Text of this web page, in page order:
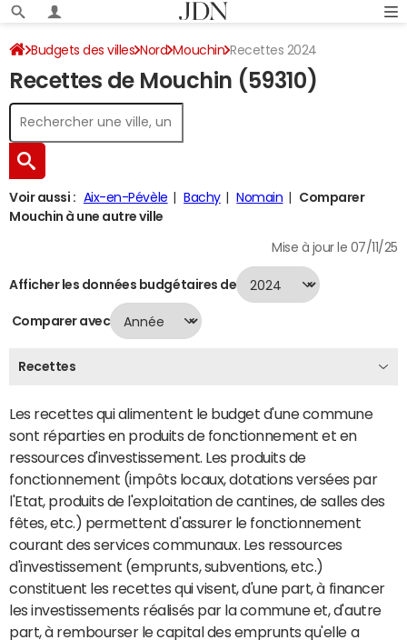
Budgets des villes Nord Mouchin Recettes 2024
Recettes de Mouchin (59310)
Voir aussi : Aix-en-Pévèle Bachy Nomain
Comparer
Mouchin à une autre ville
Mise à jour le 07/11/25
Afficher les données budgétaires de
Comparer avec
Recettes
Les recettes qui alimentent le budget d'une commune
sont réparties en produits de fonctionnement et en
ressources d'investissement. Les produits de
fonctionnement (impôts locaux, dotations versées par
l'Etat, produits de l'exploitation de cantines, de salles des
fêtes, etc.) permettent d'assurer le fonctionnement
courant des services communaux. Les ressources
d'investissement (emprunts, subventions, etc.)
constituent les recettes qui visent, d'une part, à financer
les investissements réalisés par la commune et, d'autre
part, à rembourser le capital des emprunts qu'elle a